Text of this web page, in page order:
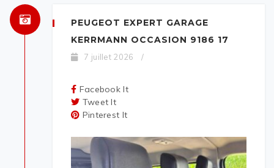
PEUGEOT EXPERT GARAGE
KERRMANN OCCASION 9186 17
7 juillet 2026 /
Facebook It
Tweet It
Pinterest It